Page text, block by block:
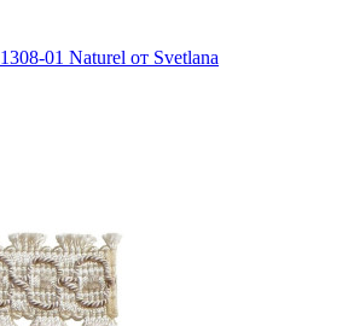
01 Naturel от Svetlana